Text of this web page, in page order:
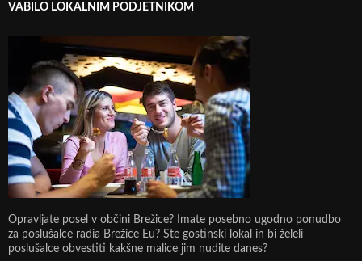
VABILO LOKALNIM PODJETNIKOM
Opravljate posel v občini Brežice? Imate posebno ugodno ponudbo
za poslušalce radia Brežice Eu? Ste gostinski lokal in bi želeli
poslušalce obvestiti kakšne malice jim nudite danes?